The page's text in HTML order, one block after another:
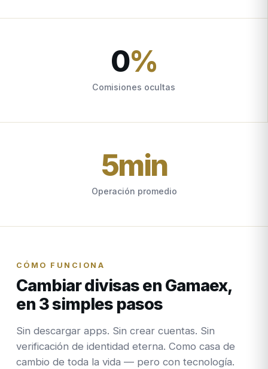
0%
Comisiones ocultas
5min
Operación promedio
CÓMO FUNCIONA
Cambiar divisas en Gamaex,
en 3 simples pasos
Sin descargar apps. Sin crear cuentas. Sin
verificación de identidad eterna. Como casa de
cambio de toda la vida — pero con tecnología.